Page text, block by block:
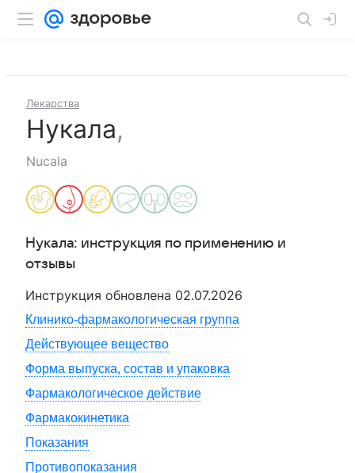
Лекарства
Нукала,
Nucala
Нукала: инструкция по применению и
отзывы
Инструкция обновлена 02.07.2026
Клинико-фармакологическая группа
Действующее вещество
Форма выпуска, состав и упаковка
Фармакологическое действие
Фармакокинетика
Показания
Противопоказания